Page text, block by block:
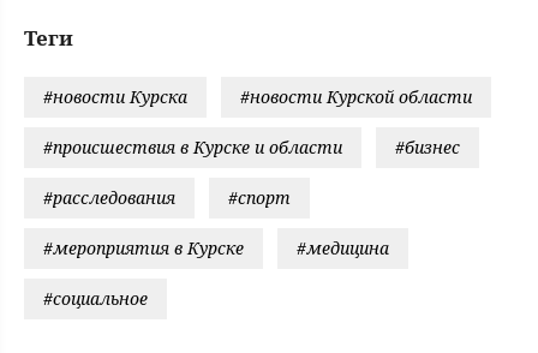
Теги
#новости Курска #новости Курской области
#происшествия в Курске и области #бизнес
#расследования #спорт
#мероприятия в Курске #медицина
#социальное